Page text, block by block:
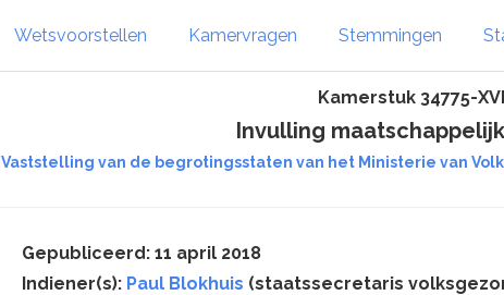
Wetsvoorstellen Kamervragen Stemmingen
Kamerstuk 34775-
Invulling
Vaststelling van de begrotingsstaten van het Ministerie van
Gepubliceerd: 11 april 2018
Indiener(s): Paul Blokhuis (staatssecretaris